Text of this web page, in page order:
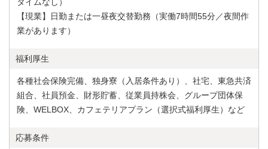
【現業】日勤または一昼夜交替勤務（実働7時間55分／夜間作
業があります）
福利厚生
各種社会保険完備、独身寮（入居条件あり）、社宅、東急共済
組合、社員預金、財形貯蓄、従業員持株会、グループ団体保
険、WELBOX、カフェテリアプラン（選択式福利厚生）など
応募条件